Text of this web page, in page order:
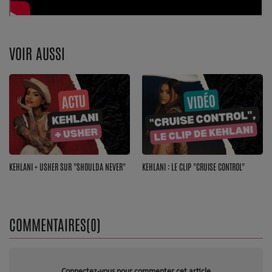
Dossier de Presse
Contact
Se connecter
VOIR AUSSI
KEHLANI + USHER SUR "SHOULDA NEVER" KEHLANI : LE CLIP "CRUISE CONTROL"
COMMENTAIRES(0)